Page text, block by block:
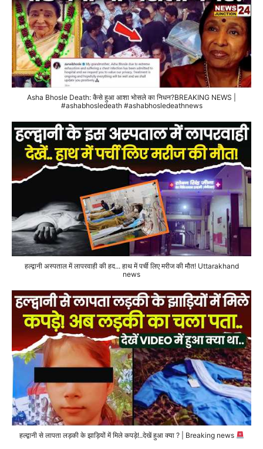
Asha Bhosle Death: कैसे हुआ आशा भोसले का निधन?BREAKING NEWS |
#ashabhosledeath #ashabhosledeathnews
हल्द्वानी अस्पताल में लापरवाही की हद... हाथ में पर्ची लिए मरीज की मौत! Uttarakhand
news
हल्द्वानी से लापता लड़की के झाड़ियों में मिले कपड़े!..देखें हुआ क्या ? | Breaking news